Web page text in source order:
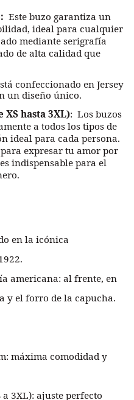
Este buzo garantiza un
ideal para cualquier
mediante serigrafía
de alta calidad que
confeccionado en Jersey
un diseño único.
XS hasta 3XL): Los buzos
a todos los tipos de
ideal para cada persona.
expresar tu amor por
indispensable para el
en la icónica
americana: al frente, en
y el forro de la capucha.
máxima comodidad y
3XL): ajuste perfecto